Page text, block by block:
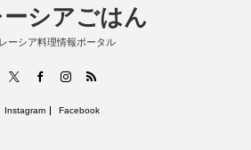
シアごはん
ーシア料理情報ポータル
FacebookInstagram
Instagram Facebook